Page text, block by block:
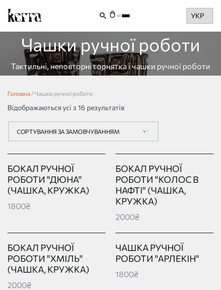
Choose
a
language
(0)
Чашки ручної роботи
Тактильні, неповторні горнятка і чашки ручної роботи
Головна / Чашки ручної роботи
Відображаються усі з 16 результатів
БОКАЛ РУЧНОЇ
РОБОТИ "ДЮНА"
(ЧАШКА, КРУЖКА)
1800₴
БОКАЛ РУЧНОЇ
РОБОТИ "КОЛОС В
НАФТІ" (ЧАШКА,
КРУЖКА)
2000₴
БОКАЛ РУЧНОЇ
РОБОТИ "ХМІЛЬ"
(ЧАШКА, КРУЖКА)
2000₴
ЧАШКА РУЧНОЇ
РОБОТИ "АРЛЕКІН"
1800₴